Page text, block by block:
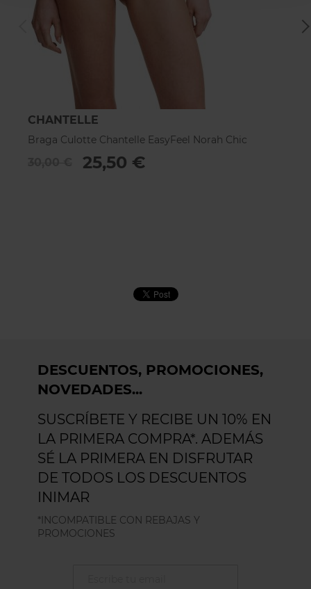
CHANTELLE
Braga Culotte Chantelle EasyFeel Norah Chic
25,50 €
DESCUENTOS, PROMOCIONES,
NOVEDADES...
SUSCRÍBETE Y RECIBE UN 10% EN
LA PRIMERA COMPRA*. ADEMÁS
SÉ LA PRIMERA EN DISFRUTAR
DE TODOS LOS DESCUENTOS
INIMAR
*INCOMPATIBLE CON REBAJAS Y
PROMOCIONES